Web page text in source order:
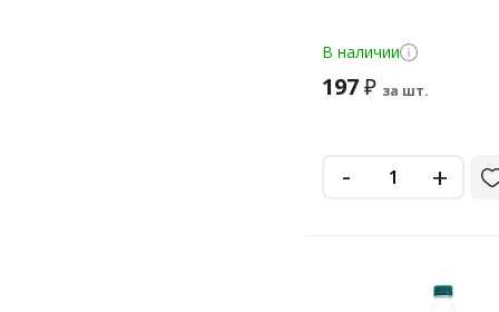
В наличии
197₽ за шт.
- +